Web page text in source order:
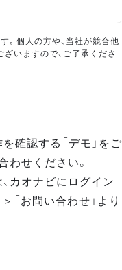
。個人の方や、当社が競合他
いますので、ご了承くださ
確認する「デモ」をご
わせください。
カオナビにログイン
「お問い合わせ」より